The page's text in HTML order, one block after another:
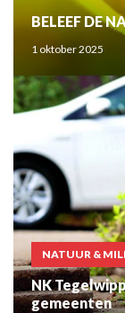
BELEEF DE
1 oktober 2025
NATUUR &
NK
gemeenten